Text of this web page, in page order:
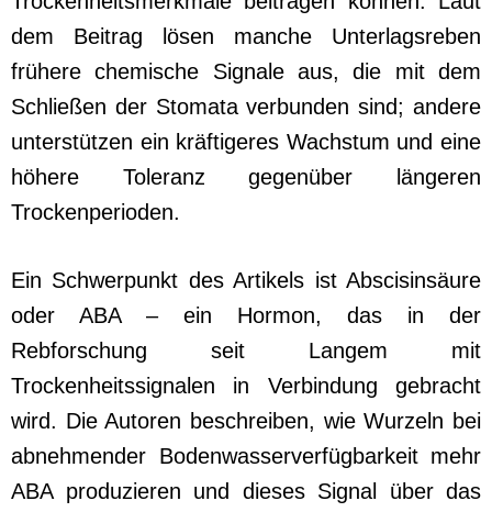
dem Beitrag lösen manche Unterlagsreben
frühere chemische Signale aus, die mit dem
Schließen der Stomata verbunden sind; andere
unterstützen ein kräftigeres Wachstum und eine
höhere Toleranz gegenüber längeren
Trockenperioden.
Ein Schwerpunkt des Artikels ist Abscisinsäure
oder ABA – ein Hormon, das in der
Rebforschung seit Langem mit
Trockenheitssignalen in Verbindung gebracht
wird. Die Autoren beschreiben, wie Wurzeln bei
abnehmender Bodenwasserverfügbarkeit mehr
ABA produzieren und dieses Signal über das